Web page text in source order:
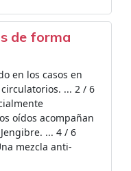
de forma
en los casos en
... 2 / 6
oídos acompañan
... 4 / 6
mezcla anti-